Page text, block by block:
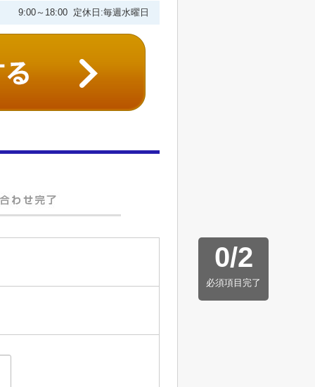
9:00～18:00 定休日:毎週水曜日
0/2
必須項目完了